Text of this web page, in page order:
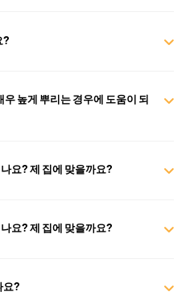
?
높게 뿌리는 경우에 도움이 되
요? 제 집에 맞을까요?
요? 제 집에 맞을까요?
요?